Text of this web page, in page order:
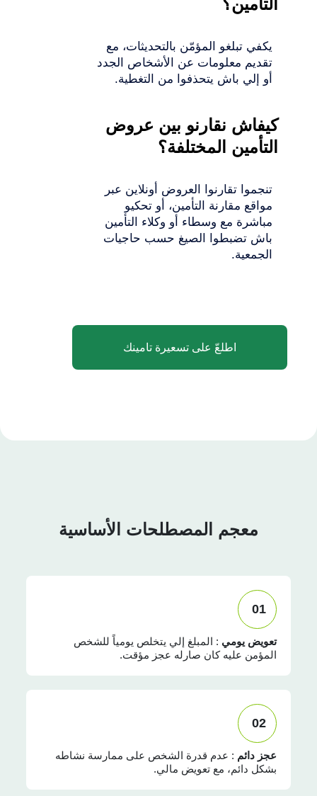
يكفي تبلغو المؤمّن بالتحديثات، مع
تقديم معلومات عن الأشخاص الجدد
أو إلي باش يتحذفوا من التغطية.
كيفاش نقارنو بين عروض
التأمين المختلفة؟
تنجموا تقارنوا العروض أونلاين عبر
مواقع مقارنة التأمين، أو تحكيو
مباشرة مع وسطاء أو وكلاء التأمين
باش تضبطوا الصيغ حسب حاجيات
الجمعية.
اطلعّ على تسعيرة تامينك
معجم المصطلحات الأساسية
01
تعويض يومي : المبلغ إلي يتخلص يومياً للشخص
المؤمن عليه كان صارله عجز مؤقت.
02
عجز دائم : عدم قدرة الشخص على ممارسة نشاطه
بشكل دائم، مع تعويض مالي.